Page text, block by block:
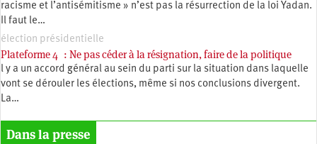
racisme et l’antisémitisme » n’est pas la résurrection de la loi Yadan.
Il faut le…
élection présidentielle
Plateforme 4 : Ne pas céder à la résignation, faire de la politique
l y a un accord général au sein du parti sur la situation dans laquelle
vont se dérouler les élections, même si nos conclusions divergent.
La…
Dans la presse